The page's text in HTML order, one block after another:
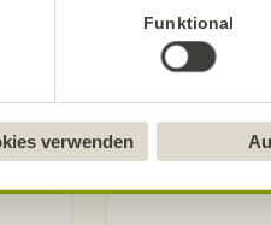
Sie in unseremImpressum
Funktional
verwenden